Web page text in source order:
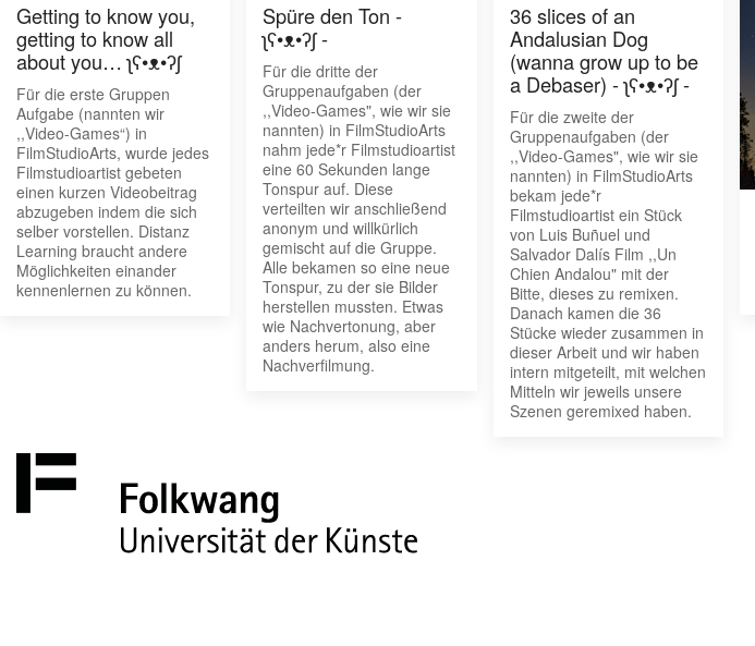
Getting to know you,
getting to know all
about you… ʅʕ•ᴥ•ʔʃ
Für die erste Gruppen
Aufgabe (nannten wir
,,Video-Games“) in
FilmStudioArts, wurde jedes
Filmstudioartist gebeten
einen kurzen Videobeitrag
abzugeben indem die sich
selber vorstellen. Distanz
Learning braucht andere
Möglichkeiten einander
kennenlernen zu können.
Spüre den Ton -
ʅʕ•ᴥ•ʔʃ -
Für die dritte der
Gruppenaufgaben (der
,,Video-Games", wie wir sie
nannten) in FilmStudioArts
nahm jede*r Filmstudioartist
eine 60 Sekunden lange
Tonspur auf. Diese
verteilten wir anschließend
anonym und willkürlich
gemischt auf die Gruppe.
Alle bekamen so eine neue
Tonspur, zu der sie Bilder
herstellen mussten. Etwas
wie Nachvertonung, aber
anders herum, also eine
Nachverfilmung.
36 slices of an
Andalusian Dog
(wanna grow up to be
a Debaser) - ʅʕ•ᴥ•ʔʃ -
Für die zweite der
Gruppenaufgaben (der
,,Video-Games", wie wir sie
nannten) in FilmStudioArts
bekam jede*r
Filmstudioartist ein Stück
von Luis Buñuel und
Salvador Dalís Film ,,Un
Chien Andalou" mit der
Bitte, dieses zu remixen.
Danach kamen die 36
Stücke wieder zusammen in
dieser Arbeit und wir haben
intern mitgeteilt, mit welchen
Mitteln wir jeweils unsere
Szenen geremixed haben.